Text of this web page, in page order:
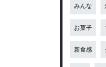
みんな
お菓子
新食感